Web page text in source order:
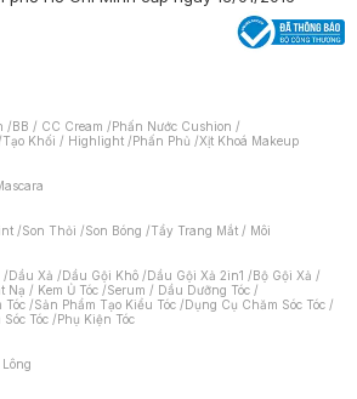
/BB / CC Cream /Phấn Nước Cushion /
/Tạo Khối / Highlight /Phấn Phủ /Xịt Khoá Makeup
/Son Thỏi /Son Bóng /Tẩy Trang Mắt / Môi
/Dầu Xả /Dầu Gội Khô /Dầu Gội Xả 2in1 /Bộ Gội Xả /
Nạ / Kem Ủ Tóc /Serum / Dầu Dưỡng Tóc /
Tóc /Sản Phẩm Tạo Kiểu Tóc /Dụng Cụ Chăm Sóc Tóc /
Tóc /Phụ Kiện Tóc